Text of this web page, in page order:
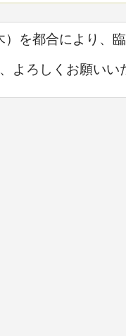
を都合により、
よろしくお願いい